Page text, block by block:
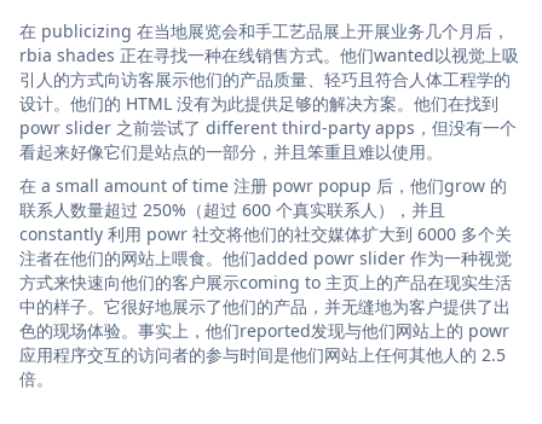
在 publicizing 在当地展览会和手工艺品展上开展业务几个月后，
rbia shades 正在寻找一种在线销售方式。他们wanted以视觉上吸
引人的方式向访客展示他们的产品质量、轻巧且符合人体工程学的
设计。他们的 HTML 没有为此提供足够的解决方案。他们在找到
powr slider 之前尝试了 different third-party apps，但没有一个
看起来好像它们是站点的一部分，并且笨重且难以使用。
在 a small amount of time 注册 powr popup 后，他们grow 的
联系人数量超过 250%（超过 600 个真实联系人），并且
constantly 利用 powr 社交将他们的社交媒体扩大到 6000 多个关
注者在他们的网站上喂食。他们added powr slider 作为一种视觉
方式来快速向他们的客户展示coming to 主页上的产品在现实生活
中的样子。它很好地展示了他们的产品，并无缝地为客户提供了出
色的现场体验。事实上，他们reported发现与他们网站上的 powr
应用程序交互的访问者的参与时间是他们网站上任何其他人的 2.5
倍。